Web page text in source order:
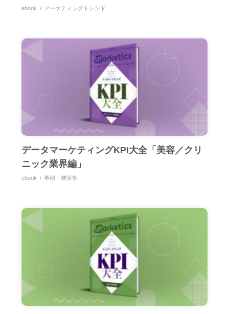
ebook マーケティングトレンド
データマーケティングKPI大全「美容／クリ
ニック業界編」
ebook 事例・施策集